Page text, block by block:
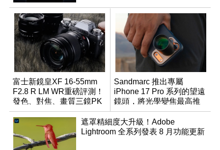
富士新鏡皇XF 16-55mm
F2.8 R LM WR重磅評測！
發色、對焦、畫質三鏡PK
大亂鬥！
Sandmarc 推出專屬
iPhone 17 Pro 系列的望遠
鏡頭，將光學變焦最高推
升至 16 倍
遮罩精細度大升級！Adobe
Lightroom 全系列發表 8 月功能更新